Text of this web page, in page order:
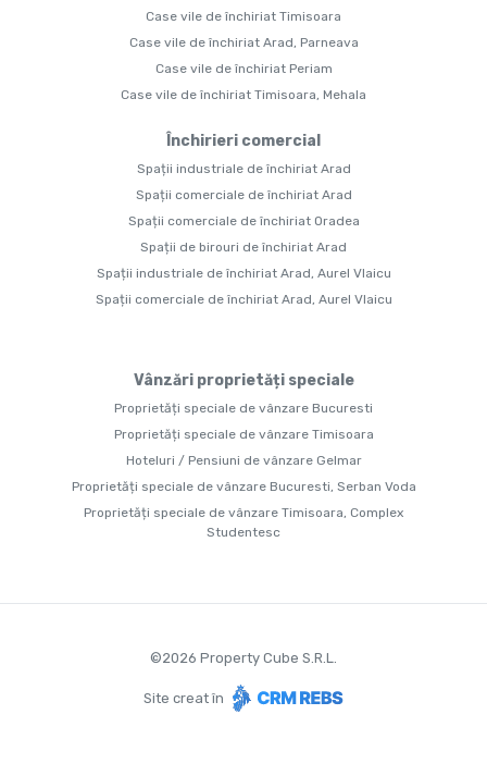
Case vile de închiriat Timisoara
Case vile de închiriat Arad, Parneava
Case vile de închiriat Periam
Case vile de închiriat Timisoara, Mehala
Închirieri comercial
Spații industriale de închiriat Arad
Spații comerciale de închiriat Arad
Spații comerciale de închiriat Oradea
Spații de birouri de închiriat Arad
Spații industriale de închiriat Arad, Aurel Vlaicu
Spații comerciale de închiriat Arad, Aurel Vlaicu
Vânzări proprietăți speciale
Proprietăți speciale de vânzare Bucuresti
Proprietăți speciale de vânzare Timisoara
Hoteluri / Pensiuni de vânzare Gelmar
Proprietăți speciale de vânzare Bucuresti, Serban Voda
Proprietăți speciale de vânzare Timisoara, Complex
Studentesc
©2026 Property Cube S.R.L.
Site creat în